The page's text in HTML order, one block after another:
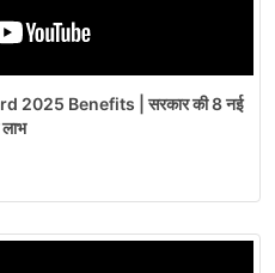
2025 Benefits | सरकार की 8 नई
लाभ